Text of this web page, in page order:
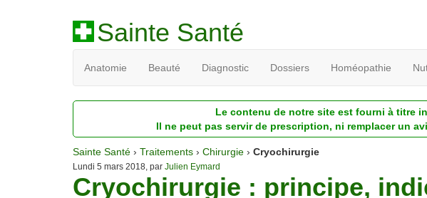
Sainte Santé
Anatomie Beauté Diagnostic Dossiers Homéopathie
Le contenu de notre site est fourni à titre
Il ne peut pas servir de prescription, ni remplacer un
Sainte Santé › Traitements › Chirurgie › Cryochirurgie
Lundi 5 mars 2018, par Julien Eymard
Cryochirurgie : principe,